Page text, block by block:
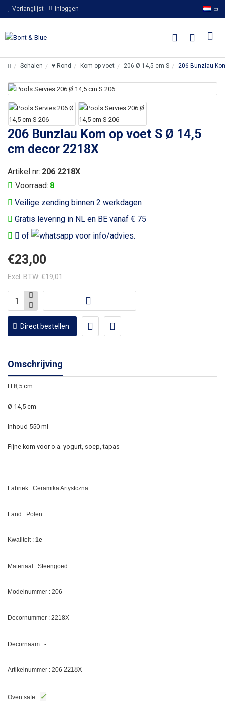
Verlanglijst Inloggen
Schalen ♥ Rond Kom op voet 206 Ø 14,5 cm S 206 Bunzlau
206 Bunzlau Kom op voet S Ø 14,5
cm decor 2218X
Veilige zending binnen 2 werkdagen
Gratis levering in NL en BE vanaf € 75
of
voor info/advies.
Voorraad: 8
Artikel nr: 206 2218X
€23,00
Excl. BTW: €19,01
Direct bestellen
Omschrijving
H 8,5 cm
Ø 14,5 cm
Inhoud 550 ml
Fijne kom voor o.a. yogurt, soep, tapas
Fabriek : Ceramika Artystczna
Land : Polen
Kwaliteit : 1e
Materiaal : Steengoed
Modelnummer : 206
Decornummer : 2218X
Decornaam : -
Artikelnummer : 206 2218X
Oven safe : ✓